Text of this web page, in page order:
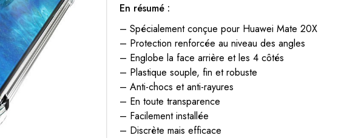
En résumé :
– Spécialement conçue pour Huawei Mate 20X
– Protection renforcée au niveau des angles
– Englobe la face arrière et les 4 côtés
– Plastique souple, fin et robuste
– Anti-chocs et anti-rayures
– En toute transparence
– Facilement installée
– Discrète mais efficace